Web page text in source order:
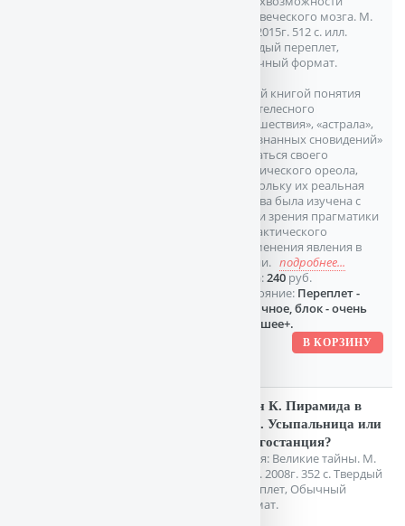
человеческого мозга. М.
АСТ 2015г. 512 с. илл.
Твердый переплет,
Обычный формат.
С этой книгой понятия
«внетелесного
путешествия», «астрала»,
«осознанных сновидений»
лишаться своего
мистического ореола,
поскольку их реальная
основа была изучена с
точки зрения прагматики
и практического
применения явления в
жизни. подробнее...
Цена:240руб.
Состояние: Переплет -
отличное, блок - очень
хорошее+.
Данн К. Пирамида в
Гизе. Усыпальница или
энергостанция?
Серия: Великие тайны. М.
Вече. 2008г. 352 с. Твердый
переплет, Обычный
формат.